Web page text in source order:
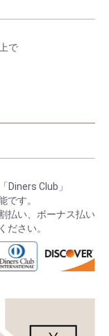
で
Diners Club」
です。
払い、ボーナス払い
ださい。